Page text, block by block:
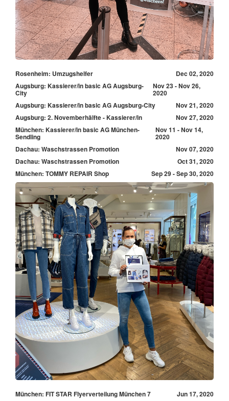
Rosenheim: Umzugshelfer
Dec 02, 2020
Augsburg: Kassierer/in basic AG Augsburg-
City
Nov 23 - Nov 26,
2020
Augsburg: Kassierer/in basic AG Augsburg-City
Nov 21, 2020
Augsburg: 2. Novemberhälfte - Kassierer/in
Nov 27, 2020
München: Kassierer/in basic AG München-
Sendling
Nov 11 - Nov 14,
2020
Dachau: Waschstrassen Promotion
Nov 07, 2020
Dachau: Waschstrassen Promotion
Oct 31, 2020
München: TOMMY REPAIR Shop
Sep 29 - Sep 30, 2020
München: FIT STAR Flyerverteilung München 7
Jun 17, 2020